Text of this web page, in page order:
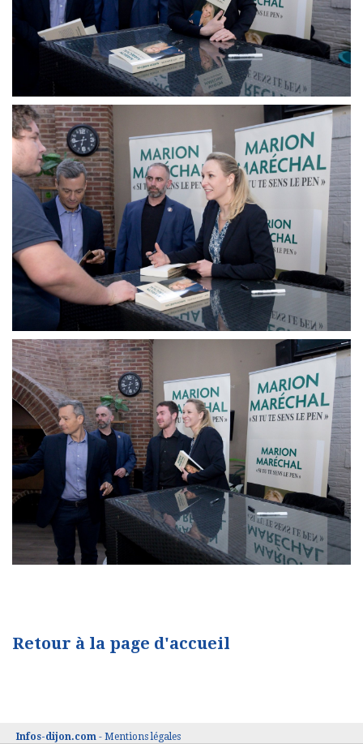
Retour à la page d'accueil
Infos-dijon.com - Mentions légales